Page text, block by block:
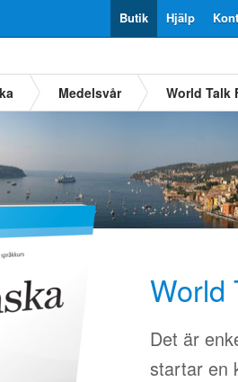
Hjälp
Butik
Medelsvår World Talk
World
Det är
startar en